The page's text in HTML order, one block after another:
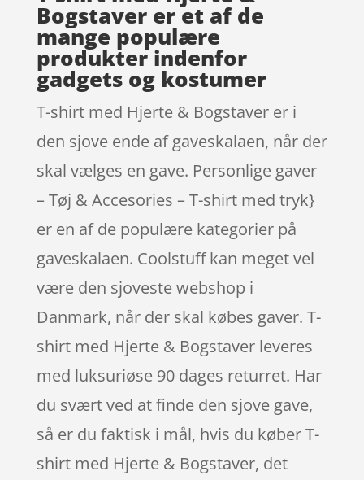
Bogstaver er et af de
mange populære
produkter indenfor
gadgets og kostumer
T-shirt med Hjerte & Bogstaver er i
den sjove ende af gaveskalaen, når der
skal vælges en gave. Personlige gaver
– Tøj & Accesories – T-shirt med tryk}
er en af de populære kategorier på
gaveskalaen. Coolstuff kan meget vel
være den sjoveste webshop i
Danmark, når der skal købes gaver. T-
shirt med Hjerte & Bogstaver leveres
med luksuriøse 90 dages returret. Har
du svært ved at finde den sjove gave,
så er du faktisk i mål, hvis du køber T-
shirt med Hjerte & Bogstaver, det